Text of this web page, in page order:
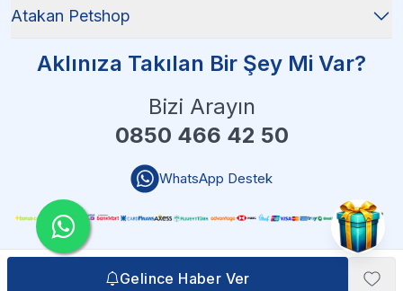
Gelince Haber Ver
Gelince Haber Ver
Atakan Petshop
Aklınıza Takılan Bir Şey Mi Var?
Bizi Arayın
0850 466 42 50
WhatsApp Destek
Atakan Petshop - 2025 Tüm Hakları Saklıdır | Reliefers Digital